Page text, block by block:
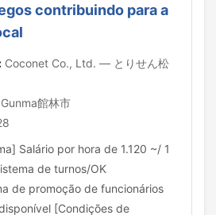
contribuindo para a
Coconet Co., Ltd. — とりせん松
Gunma館林市
Salário por hora de 1.120 ~/ 1
de turnos/OK
de promoção de funcionários
[Condições de